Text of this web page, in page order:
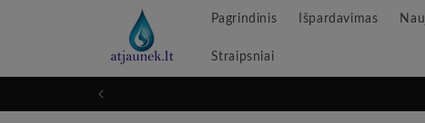
Pagrindinis Išpardavimas
Straipsniai